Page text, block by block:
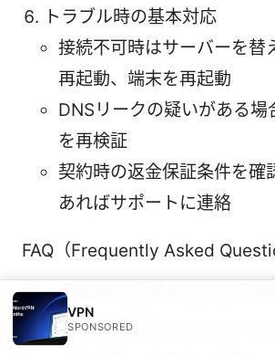
トラブル時の基本対応
接続不可時はサーバーを替
再起動、端末を再起動
DNSリークの疑いがある場
を再検証
契約時の返金保証条件を確
あればサポートに連絡
FAQ（Frequently Asked
NordVPNは日本で合法です
NordVPNの使用自体は日本で合
VPN
SPONSORED